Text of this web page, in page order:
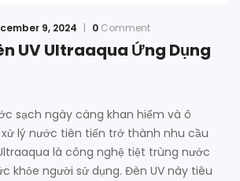
9, 2024 0 Comment
UV Ultraaqua Ứng Dụng
sạch ngày càng khan hiếm và ô
lý nước tiên tiến trở thành nhu cầu
là công nghệ tiệt trùng nước
khỏe người sử dụng. Đèn UV này tiêu